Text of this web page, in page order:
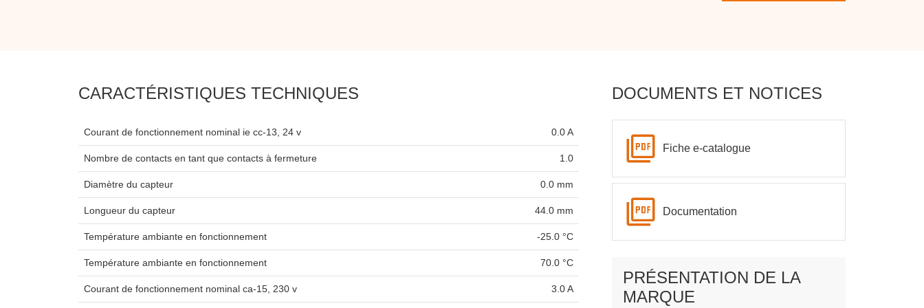
CARACTÉRISTIQUES TECHNIQUES
Courant de fonctionnement nominal ie cc-13, 24 v 0.0 A
Nombre de contacts en tant que contacts à fermeture 1.0
Diamètre du capteur 0.0 mm
Longueur du capteur 44.0 mm
Température ambiante en fonctionnement -25.0 °C
Température ambiante en fonctionnement 70.0 °C
Courant de fonctionnement nominal ca-15, 230 v 3.0 A
DOCUMENTS ET NOTICES
Fiche e-catalogue
Documentation
PRÉSENTATION DE LA
MARQUE